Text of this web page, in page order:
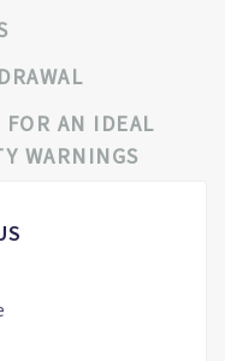
AN IDEAL
WARNINGS